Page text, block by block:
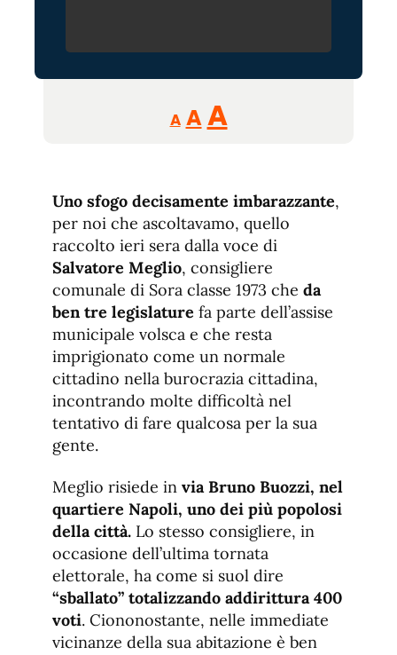
A
Reducir
tamaño
A Restablecer
fuente
AAumentar
de
fuente.
Uno sfogo decisamente imbarazzante,
per noi che ascoltavamo, quello
raccolto ieri sera dalla voce di
Salvatore Meglio, consigliere
comunale di Sora classe 1973 che da
ben tre legislature fa parte dell’assise
municipale volsca e che resta
imprigionato come un normale
cittadino nella burocrazia cittadina,
incontrando molte difficoltà nel
tentativo di fare qualcosa per la sua
gente.
Meglio risiede in via Bruno Buozzi, nel
quartiere Napoli, uno dei più popolosi
della città. Lo stesso consigliere, in
occasione dell’ultima tornata
elettorale, ha come si suol dire
“sballato” totalizzando addirittura 400
voti. Ciononostante, nelle immediate
vicinanze della sua abitazione è ben